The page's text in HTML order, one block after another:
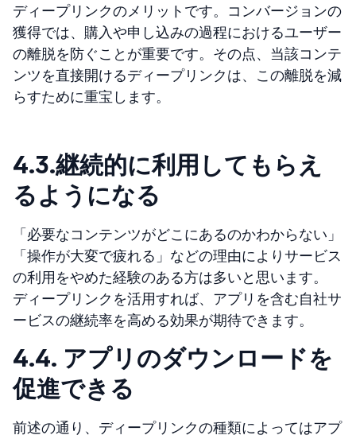
ディープリンクのメリットです。コンバージョンの
獲得では、購入や申し込みの過程におけるユーザー
の離脱を防ぐことが重要です。その点、当該コンテ
ンツを直接開けるディープリンクは、この離脱を減
らすために重宝します。
4.3.継続的に利用してもらえ
るようになる
「必要なコンテンツがどこにあるのかわからない」
「操作が大変で疲れる」などの理由によりサービス
の利用をやめた経験のある方は多いと思います。
ディープリンクを活用すれば、アプリを含む自社サ
ービスの継続率を高める効果が期待できます。
4.4. アプリのダウンロードを
促進できる
前述の通り、ディープリンクの種類によってはアプ